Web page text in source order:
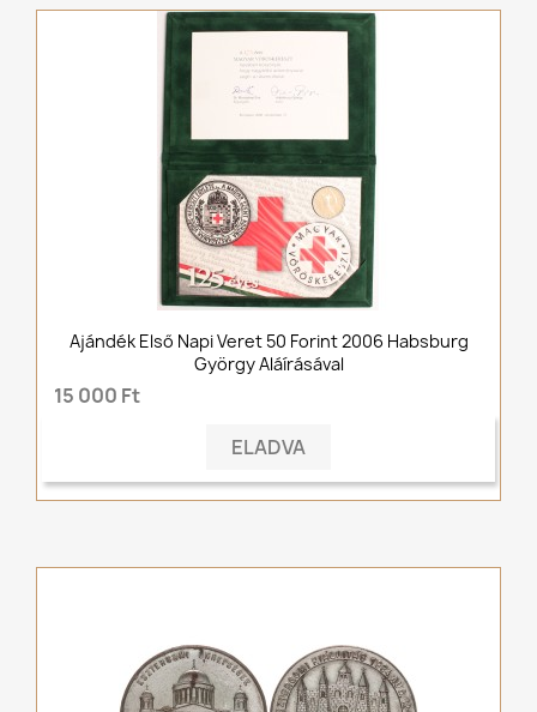
Ajándék Első Napi Veret 50 Forint 2006 Habsburg
György Aláírásával
15 000 Ft
ELADVA